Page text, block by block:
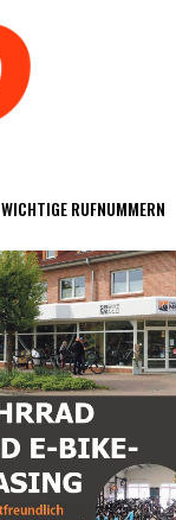
WICH­TI­GE RUFNUMMERN